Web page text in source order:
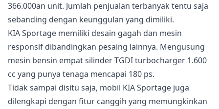
366.000an unit. Jumlah penjualan terbanyak tentu saja
sebanding dengan keunggulan yang dimiliki.
KIA Sportage memiliki desain gagah dan mesin
responsif dibandingkan pesaing lainnya. Mengusung
mesin bensin empat silinder TGDI turbocharger 1.600
cc yang punya tenaga mencapai 180 ps.
Tidak sampai disitu saja, mobil KIA Sportage juga
dilengkapi dengan fitur canggih yang memungkinkan